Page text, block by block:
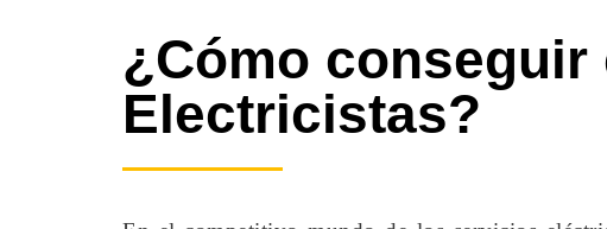
¿Cómo
Electricistas?